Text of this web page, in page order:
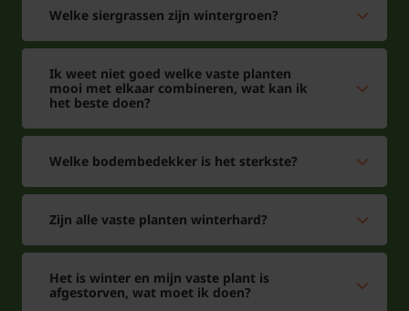
Welke siergrassen zijn wintergroen?
Ik weet niet goed welke vaste planten
mooi met elkaar combineren, wat kan ik
het beste doen?
Welke bodembedekker is het sterkste?
Zijn alle vaste planten winterhard?
Het is winter en mijn vaste plant is
afgestorven, wat moet ik doen?